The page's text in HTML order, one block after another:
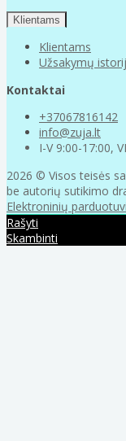
Klientams
Klientams
Užsakymų
Kontaktai
+37067816142
info@zuja.lt
I-V 9:00-17:00,
2026 © Visos teisės
be autorių sutikimo
Elektroninių
Rašyti
Skambinti